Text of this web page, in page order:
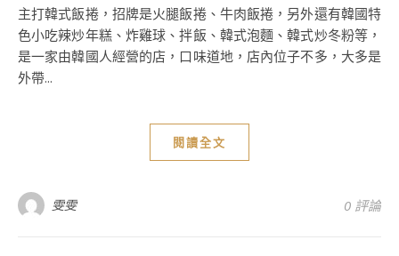
主打韓式飯捲，招牌是火腿飯捲、牛肉飯捲，另外還有韓國特
色小吃辣炒年糕、炸雞球、拌飯、韓式泡麵、韓式炒冬粉等，
是一家由韓國人經營的店，口味道地，店內位子不多，大多是
外帶...
閱讀全文
雯雯 0 評論